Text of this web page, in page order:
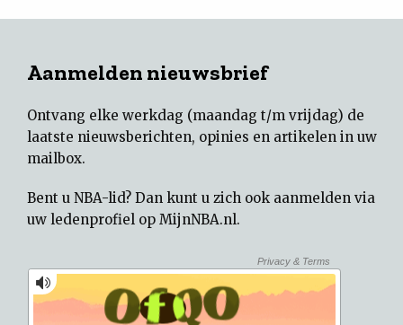
Aanmelden nieuwsbrief
Ontvang elke werkdag (maandag t/m vrijdag) de
laatste nieuwsberichten, opinies en artikelen in uw
mailbox.
Bent u NBA-lid? Dan kunt u zich ook aanmelden via
uw ledenprofiel op MijnNBA.nl.